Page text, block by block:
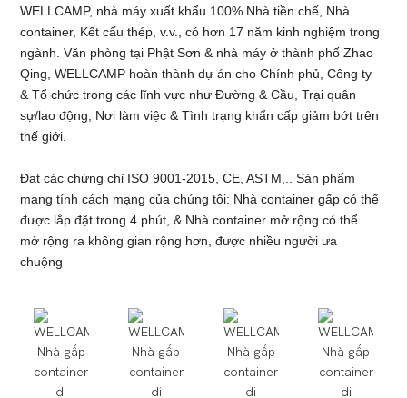
WELLCAMP, nhà máy xuất khẩu 100% Nhà tiền chế, Nhà
container, Kết cấu thép, v.v., có hơn 17 năm kinh nghiệm trong
ngành. Văn phòng tại Phật Sơn & nhà máy ở thành phố Zhao
Qing, WELLCAMP hoàn thành dự án cho Chính phủ, Công ty
& Tổ chức trong các lĩnh vực như Đường & Cầu, Trại quân
sự/lao động, Nơi làm việc & Tình trạng khẩn cấp giảm bớt trên
thế giới.
Đạt các chứng chỉ ISO 9001-2015, CE, ASTM,.. Sản phẩm
mang tính cách mạng của chúng tôi: Nhà container gấp có thể
được lắp đặt trong 4 phút, & Nhà container mở rộng có thể
mở rộng ra không gian rộng hơn, được nhiều người ưa
chuộng